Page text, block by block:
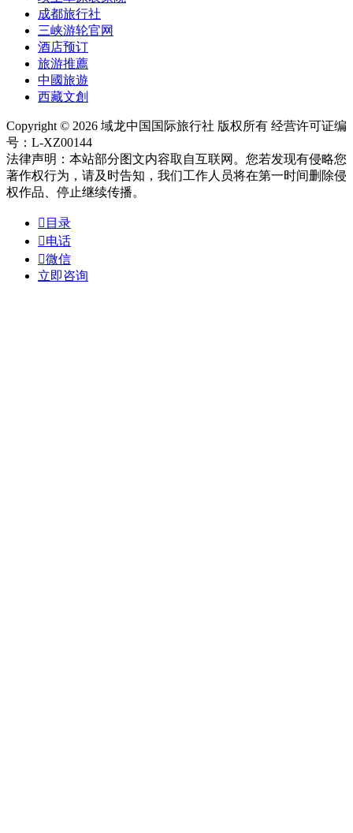
成都旅行社
三峡游轮官网
酒店预订
旅游推薦
中國旅遊
西藏文創
Copyright © 2026 域龙中国国际旅行社 版权所有 经营许可证编
号：L-XZ00144
法律声明：本站部分图文内容取自互联网。您若发现有侵略您
著作权行为，请及时告知，我们工作人员将在第一时间删除侵
权作品、停止继续传播。
 目录
电话
微信
立即咨询